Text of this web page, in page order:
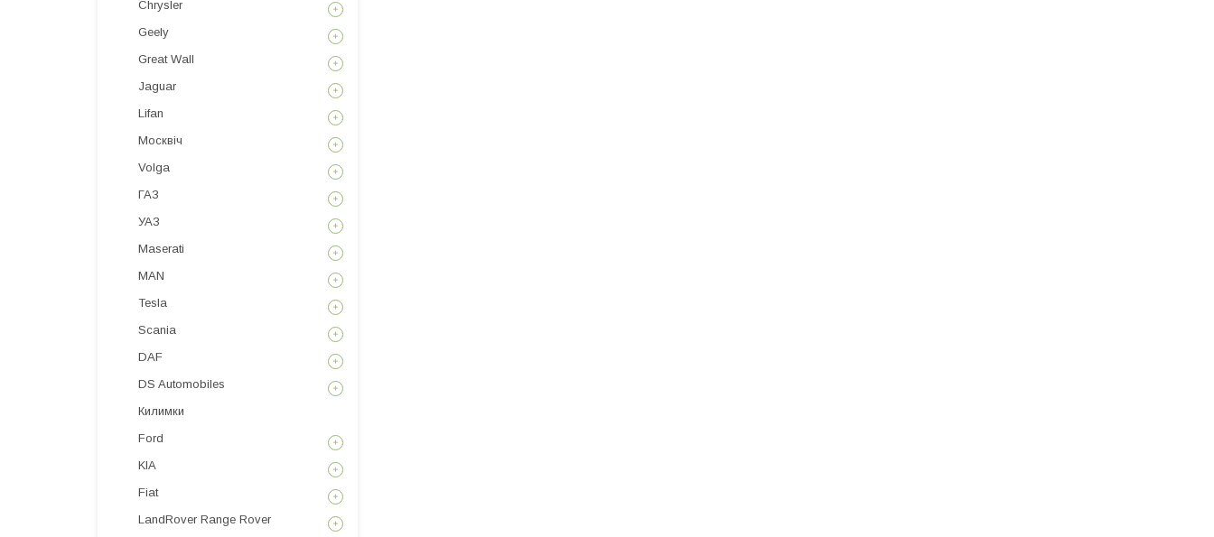
Chrysler
Geely
Great Wall
Jaguar
Lifan
Москвіч
Volga
ГАЗ
УАЗ
Maserati
MAN
Tesla
Scania
DAF
DS Automobiles
Килимки
Ford
KIA
Fiat
LandRover Range Rover